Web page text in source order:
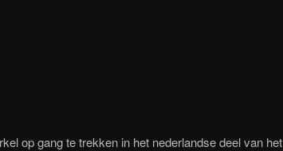
op gang te trekken in het nederlandse deel van het